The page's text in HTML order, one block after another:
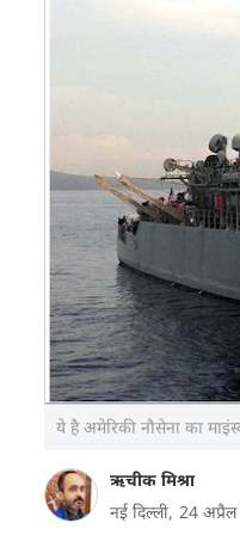
ये है अमेरिकी नौसेना का
ऋचीक मिश्रा
नई दिल्ली, 24